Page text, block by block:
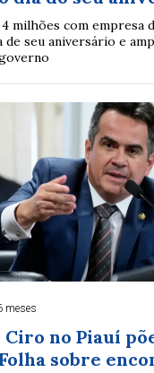
milhões com empresa
de seu aniversário e
meses
Ciro no Piauí
sobre